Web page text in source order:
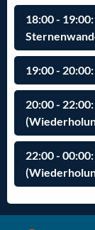
18:00 -
19:00 -
20:00 -
22:00 -